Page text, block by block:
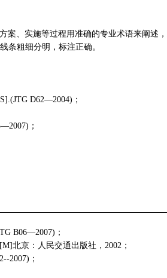
案、实施等过程用准确的专业术语来阐述
条粗细分明，标注正确。
(JTG D62—2004)；
；
G B06—2007)；
[M]北京：人民交通出版社， 2002；
2007)；